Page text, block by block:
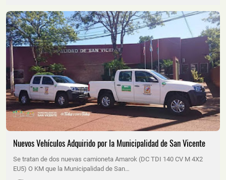
Nuevos Vehículos Adquirido por la Municipalidad de San Vicente
Se tratan de dos nuevas camioneta Amarok (DC TDI 140 CV M 4X2
EU5) O KM que la Municipalidad de San…